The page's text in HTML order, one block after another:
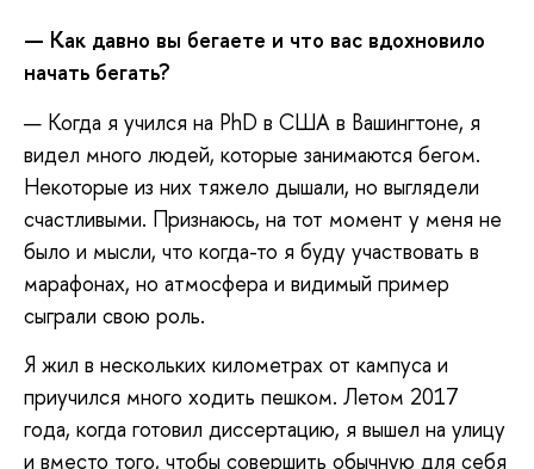
— Как давно вы бегаете и что вас вдохновило
начать бегать?
— Когда я учился на PhD в США в Вашингтоне, я
видел много людей, которые занимаются бегом.
Некоторые из них тяжело дышали, но выглядели
счастливыми. Признаюсь, на тот момент у меня не
было и мысли, что когда-то я буду участвовать в
марафонах, но атмосфера и видимый пример
сыграли свою роль.
Я жил в нескольких километрах от кампуса и
приучился много ходить пешком. Летом 2017
года, когда готовил диссертацию, я вышел на улицу
и вместо того, чтобы совершить обычную для себя